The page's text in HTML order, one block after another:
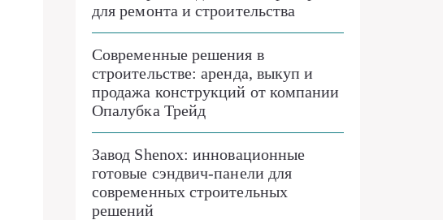
для ремонта и строительства
Современные решения в
строительстве: аренда, выкуп и
продажа конструкций от компании
Опалубка Трейд
Завод Shenox: инновационные
готовые сэндвич-панели для
современных строительных
решений